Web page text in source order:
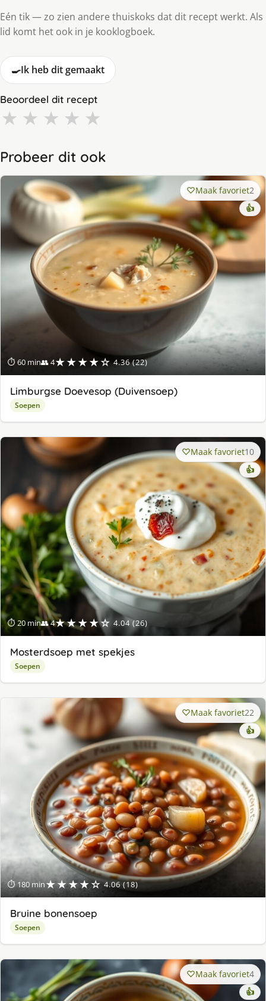
Eén tik — zo zien andere thuiskoks dat dit recept werkt. Als
lid komt het ook in je kooklogboek.
🍳Ik heb dit gemaakt
Beoordeel dit recept
★ ★ ★ ★ ★
Probeer dit ook
⏱ 60 min👥 4★★★★☆ 4.36 (22)
Maak favoriet2
👍
Limburgse Doevesop (Duivensoep)
Soepen
⏱ 20 min👥 4★★★★☆ 4.04 (26)
Maak favoriet10
👍
Mosterdsoep met spekjes
Soepen
⏱ 180 min★★★★☆ 4.06 (18)
Maak favoriet22
👍
Bruine bonensoep
Soepen
Maak favoriet4
👍